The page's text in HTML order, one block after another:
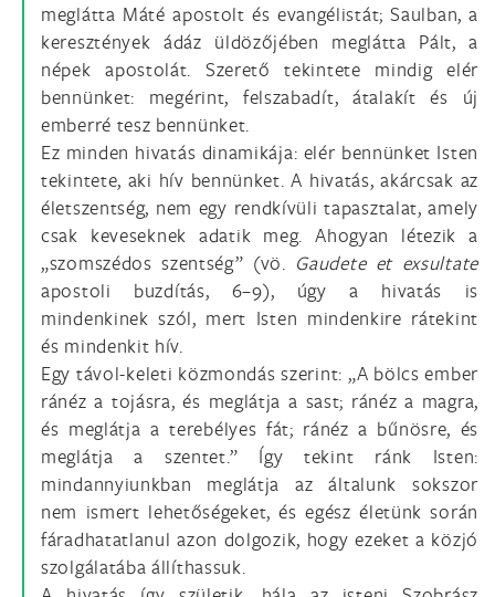
meglátta Máté apostolt és evangélistát; Saulban, a
keresztények ádáz üldözőjében meglátta Pált, a
népek apostolát. Szerető tekintete mindig elér
bennünket: megérint, felszabadít, átalakít és új
emberré tesz bennünket.
Ez minden hivatás dinamikája: elér bennünket Isten
tekintete, aki hív bennünket. A hivatás, akárcsak az
életszentség, nem egy rendkívüli tapasztalat, amely
csak keveseknek adatik meg. Ahogyan létezik a
„szomszédos szentség” (vö. Gaudete et exsultate
apostoli buzdítás, 6–9), úgy a hivatás is
mindenkinek szól, mert Isten mindenkire rátekint
és mindenkit hív.
Egy távol-keleti közmondás szerint: „A bölcs ember
ránéz a tojásra, és meglátja a sast; ránéz a magra,
és meglátja a terebélyes fát; ránéz a bűnösre, és
meglátja a szentet.” Így tekint ránk Isten:
mindannyiunkban meglátja az általunk sokszor
nem ismert lehetőségeket, és egész életünk során
fáradhatatlanul azon dolgozik, hogy ezeket a közjó
szolgálatába állíthassuk.